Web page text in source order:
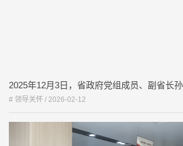
2025年12月3日，省政府党组成员、副省长
# 领导关怀 / 2026-02-12